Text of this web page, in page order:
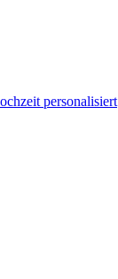
personalisiert